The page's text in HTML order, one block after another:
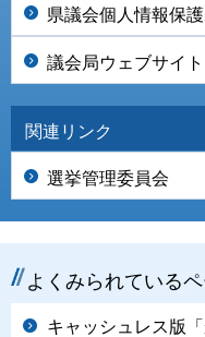
県議会個人情報保
議会局ウェブサイ
関連リンク
選挙管理委員会
よくみられている
キャッシュレス版